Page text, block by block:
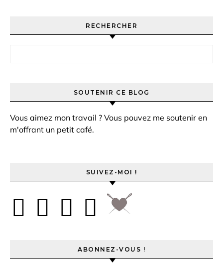
RECHERCHER
SOUTENIR CE BLOG
Vous aimez mon travail ? Vous pouvez me soutenir en
m'offrant un petit café.
SUIVEZ-MOI !
ABONNEZ-VOUS !